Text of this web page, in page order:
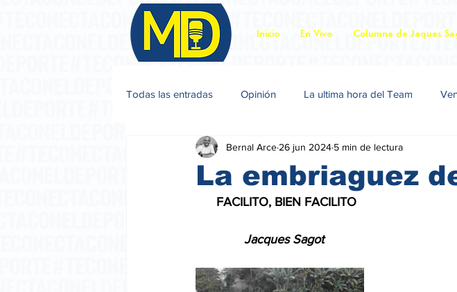
Inicio En Vivo Columna de Jaques
Todas las entradas Opinión La ultima hora del Team
Jacques Sagot
La embriaguez
Bernal Arce 26 jun 2024 5 min de lectura
      FACILITO, BIEN FACILITO
              Jacques Sagot